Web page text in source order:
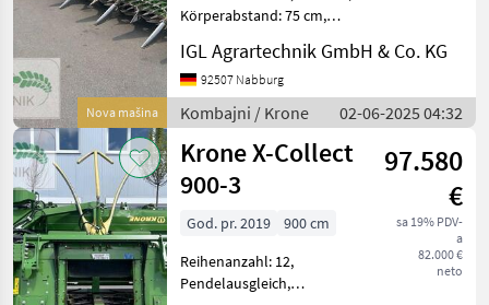
Nova mašina
Körperabstand: 75 cm,
Reihenunabhängig,
automatische
Schneidwerksführung
(Autocontour...) ________
Dreiteiliger, rei
IGL Agrartechnik GmbH & Co. KG
92507 Nabburg
Kombajni / Krone 02-06-2025 04:32
Krone X-Collect
900-3
97.580
€
sa 19% PDV-
a
82.000 €
neto
God. pr. 2019
900 cm
Reihenanzahl: 12,
Pendelausgleich,